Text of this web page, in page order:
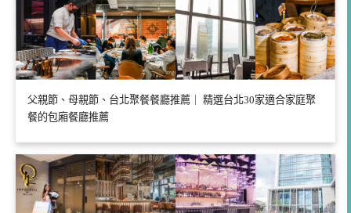
父親節、母親節、台北聚餐餐廳推薦｜ 精選台北30家適合家庭聚
餐的包廂餐廳推薦